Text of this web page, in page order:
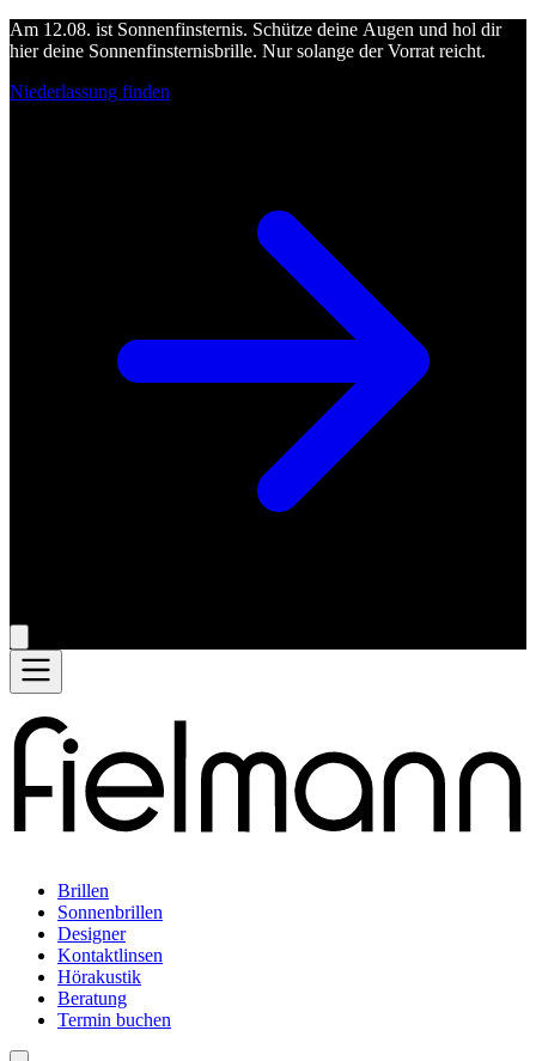
Am 12.08. ist Sonnenfinsternis. Schütze deine Augen und hol dir
hier deine Sonnenfinsternisbrille. Nur solange der Vorrat reicht.
Niederlassung finden
Brillen
Sonnenbrillen
Designer
Kontaktlinsen
Hörakustik
Beratung
Termin buchen